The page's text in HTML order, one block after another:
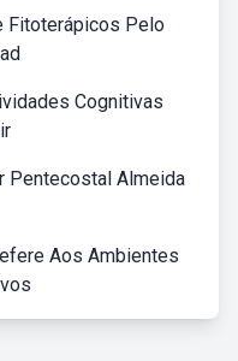
Fitoterápicos Pelo
Cognitivas
Pentecostal Almeida
Aos Ambientes